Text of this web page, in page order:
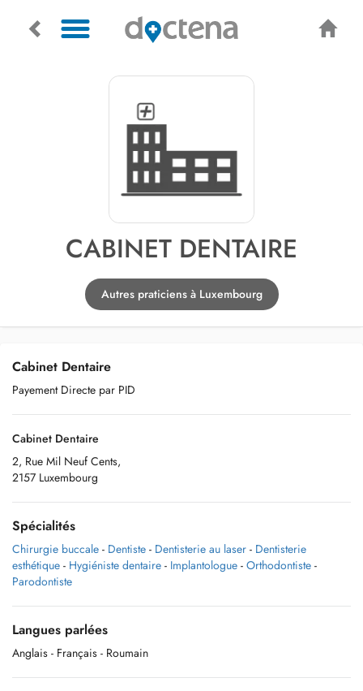
CABINET DENTAIRE
Autres praticiens à Luxembourg
Cabinet Dentaire
Payement Directe par PID
Cabinet Dentaire
2, Rue Mil Neuf Cents,
2157 Luxembourg
Spécialités
Chirurgie buccale - Dentiste - Dentisterie au laser - Dentisterie
esthétique - Hygiéniste dentaire - Implantologue - Orthodontiste -
Parodontiste
Langues parlées
Anglais - Français - Roumain